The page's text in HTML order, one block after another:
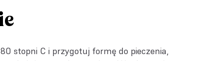
stopni C i przygotuj formę do pieczenia,